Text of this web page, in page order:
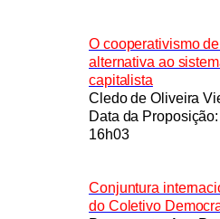
O cooperativismo
alternativa ao
capitalista
Cledo de Oliveira
Data da
16h03
Conjuntura
do Coletivo